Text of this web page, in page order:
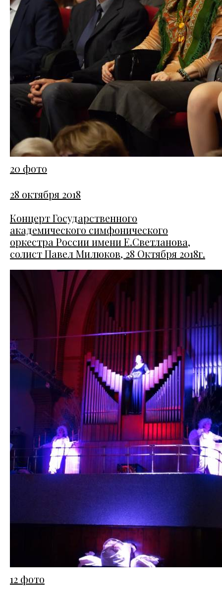
20 фото
28 октября 2018
Концерт Государственного
академического симфонического
оркестра России имени Е.Светланова,
солист Павел Милюков, 28 Октября 2018г.
12 фото